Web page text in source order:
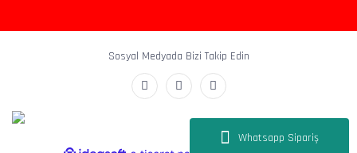
Whatsapp Sipariş
Sosyal Medyada Bizi Takip Edin